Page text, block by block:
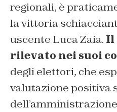
regionali, è
la vittoria
uscente Luca Zaia. Il
rilevato nei suoi
degli elettori, che
valutazione positiva